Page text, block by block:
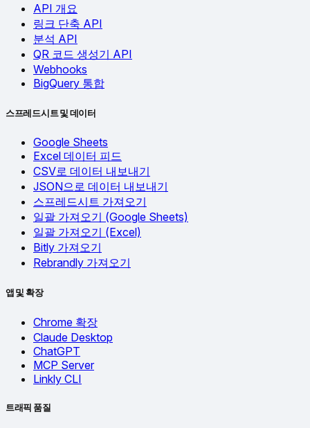
API 개요
링크 단축 API
분석 API
QR 코드 생성기 API
Webhooks
BigQuery 통합
스프레드시트 및 데이터
Google Sheets
Excel 데이터 피드
CSV로 데이터 내보내기
JSON으로 데이터 내보내기
스프레드시트 가져오기
일괄 가져오기 (Google Sheets)
일괄 가져오기 (Excel)
Bitly 가져오기
Rebrandly 가져오기
앱 및 확장
Chrome 확장
Claude Desktop
ChatGPT
MCP Server
Linkly CLI
트래픽 품질